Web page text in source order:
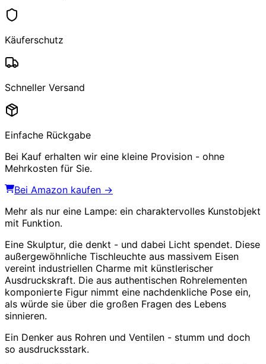
Käuferschutz
Schneller Versand
Einfache Rückgabe
Bei Kauf erhalten wir eine kleine Provision - ohne
Mehrkosten für Sie.
Bei Amazon kaufen →
Mehr als nur eine Lampe: ein charaktervolles Kunstobjekt
mit Funktion.
Eine Skulptur, die denkt - und dabei Licht spendet. Diese
außergewöhnliche Tischleuchte aus massivem Eisen
vereint industriellen Charme mit künstlerischer
Ausdruckskraft. Die aus authentischen Rohrelementen
komponierte Figur nimmt eine nachdenkliche Pose ein,
als würde sie über die großen Fragen des Lebens
sinnieren.
Ein Denker aus Rohren und Ventilen - stumm und doch
so ausdrucksstark.